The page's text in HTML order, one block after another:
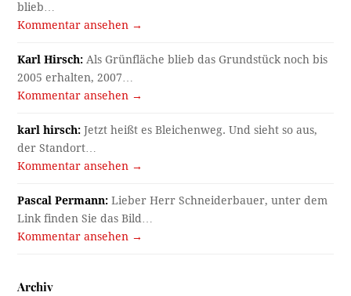
blieb…
Kommentar ansehen →
Karl Hirsch: Als Grünfläche blieb das Grundstück noch bis
2005 erhalten, 2007…
Kommentar ansehen →
karl hirsch: Jetzt heißt es Bleichenweg. Und sieht so aus,
der Standort…
Kommentar ansehen →
Pascal Permann: Lieber Herr Schneiderbauer, unter dem
Link finden Sie das Bild…
Kommentar ansehen →
Archiv